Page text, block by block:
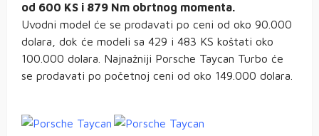
od 600 KS i 879 Nm obrtnog momenta.
Uvodni model će se prodavati po ceni od oko 90.000
dolara, dok će modeli sa 429 i 483 KS koštati oko
100.000 dolara. Najnažniji Porsche Taycan Turbo će
se prodavati po početnoj ceni od oko 149.000 dolara.